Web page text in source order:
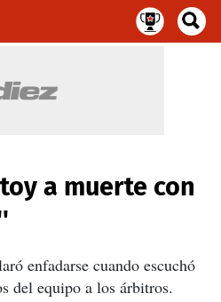
a muerte con
enfadarse cuando escuchó
del equipo a los árbitros.